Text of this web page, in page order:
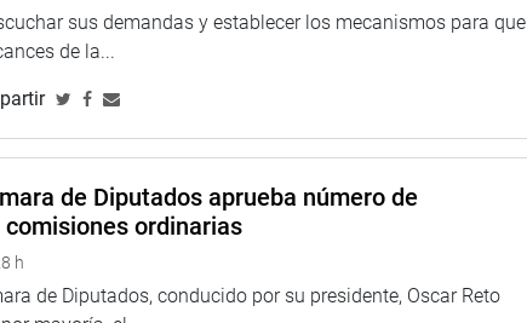
sus demandas y establecer los mecanismos para que
de la...
de Diputados aprueba número de
ordinarias
h
de Diputados, conducido por su presidente, Oscar Reto